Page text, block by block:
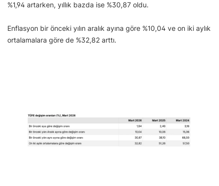
%1,94 artarken, yıllık bazda ise %30,87 oldu.
Enflasyon bir önceki yılın aralık ayına göre %10,04 ve on iki aylık
ortalamalara göre de %32,82 arttı.